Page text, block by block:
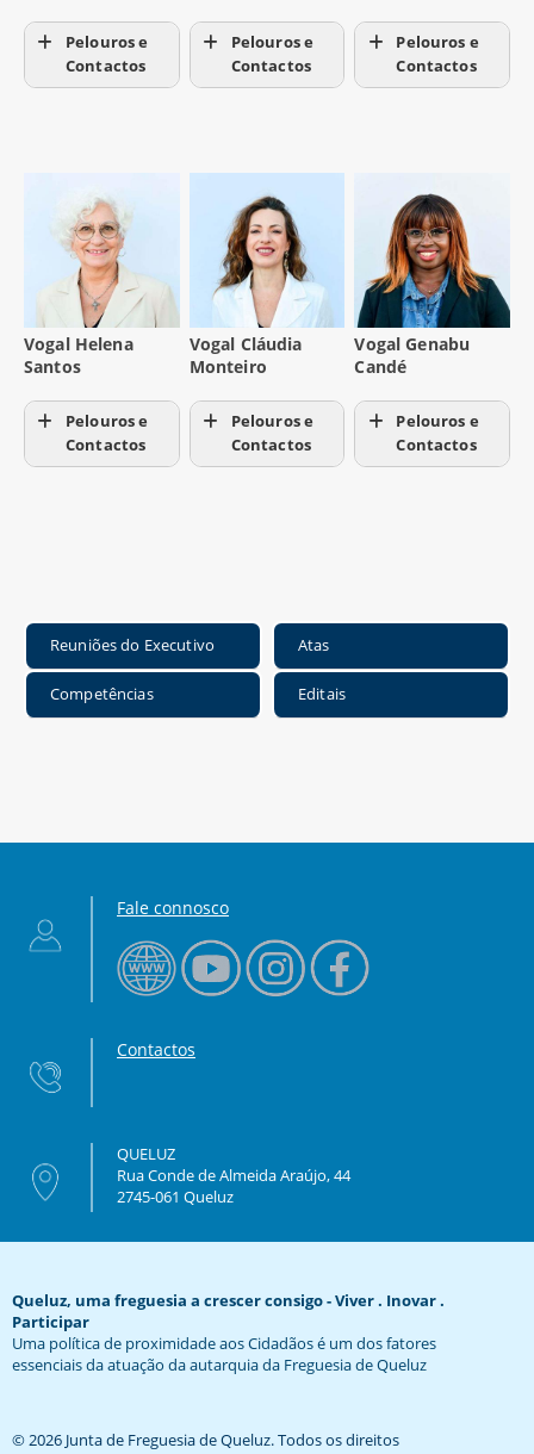
Pelouros e
Contactos
Pelouros e
Contactos
Pelouros e
Contactos
Vogal Helena
Santos
Pelouros e
Contactos
Vogal Cláudia
Monteiro
Pelouros e
Contactos
Vogal Genabu
Candé
Pelouros e
Contactos
Reuniões do Executivo
Competências
Atas
Editais
Fale connosco
Contactos
QUELUZ
Rua Conde de Almeida Araújo, 44
2745-061 Queluz
Queluz, uma freguesia a crescer consigo - Viver . Inovar .
Participar
Uma política de proximidade aos Cidadãos é um dos fatores
essenciais da atuação da autarquia da Freguesia de Queluz
© 2026 Junta de Freguesia de Queluz. Todos os direitos